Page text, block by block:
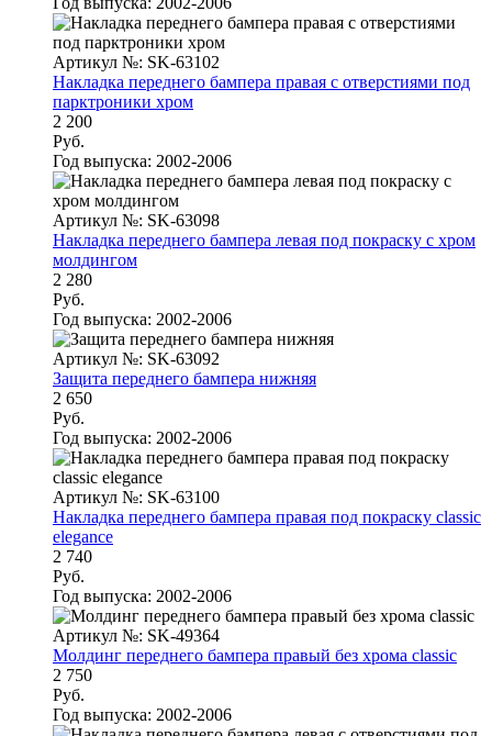
Артикул №: SK-63102
Накладка переднего бампера правая с отверстиями под
парктроники хром
2 200
Руб.
Год выпуска: 2002-2006
Артикул №: SK-63098
Накладка переднего бампера левая под покраску с хром
молдингом
2 280
Руб.
Год выпуска: 2002-2006
Артикул №: SK-63092
Защита переднего бампера нижняя
2 650
Руб.
Год выпуска: 2002-2006
Артикул №: SK-63100
Накладка переднего бампера правая под покраску classic
elegance
2 740
Руб.
Год выпуска: 2002-2006
Артикул №: SK-49364
Молдинг переднего бампера правый без хрома classic
2 750
Руб.
Год выпуска: 2002-2006